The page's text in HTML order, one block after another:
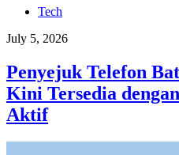
Tech
July 5, 2026
Penyejuk Telefon
Kini Tersedia
Aktif